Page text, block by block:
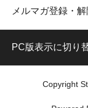
メルマガ登録・解
PC版表示に切り
Copyright